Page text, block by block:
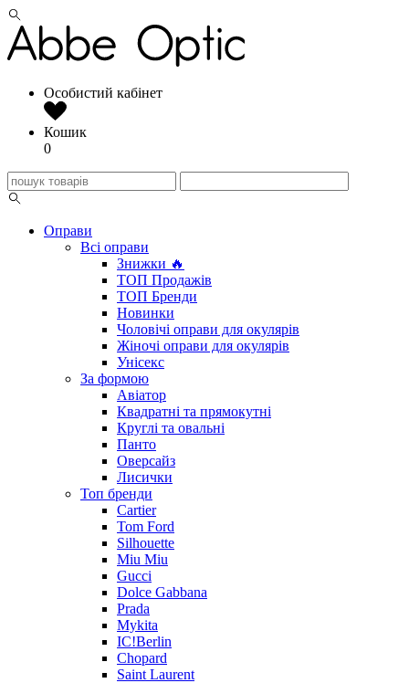
Особистий кабінет
Кошик
0
Оправи
Всі оправи
Знижки 🔥
ТОП Продажів
ТОП Бренди
Новинки
Чоловічі оправи для окулярів
Жіночі оправи для окулярів
Унісекс
За формою
Авіатор
Квадратні та прямокутні
Круглі та овальні
Панто
Оверсайз
Лисички
Топ бренди
Cartier
Tom Ford
Silhouette
Miu Miu
Gucci
Dolce Gabbana
Prada
Mykita
IC!Berlin
Chopard
Saint Laurent